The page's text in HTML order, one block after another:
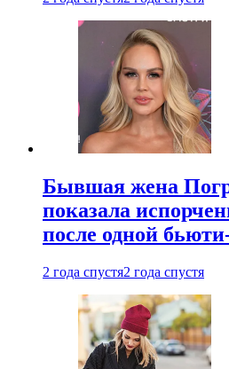
Бывшая жена
показала
после одной
2 года спустя2 года спустя